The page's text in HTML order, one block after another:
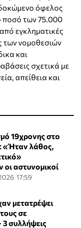
όφελος
ποσό των 75.000
εγκληματικές
των νομοθεσιών
και
σχετικά με
απείθεια και
19χρονης στο
«Ήταν λάθος,
οι αστυνομικοί
17:59
μετατρέψει
σε
συλλήψεις